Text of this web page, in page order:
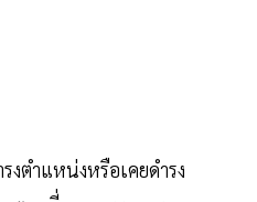
งตำแหน่งหรือเคยดำรง